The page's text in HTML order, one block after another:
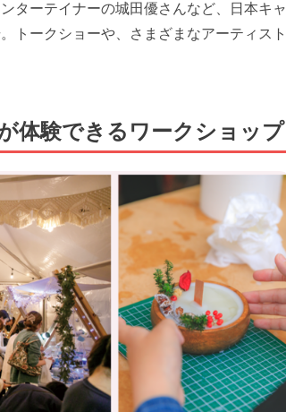
ターテイナーの城田優さんなど、日本キャ
トークショーや、さまざまなアーティスト
体験できるワークショップ